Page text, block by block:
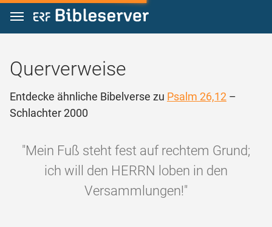
Zum Inhalt springen
Querverweise
Entdecke ähnliche Bibelverse zu Psalm 26,12 –
Schlachter 2000
"Mein Fuß steht fest auf rechtem Grund;
ich will den HERRN loben in den
Versammlungen!"